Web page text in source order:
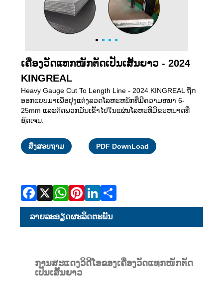
ເຄື່ອງວັດແທກໜັກຕັດເປັນເສັ້ນຍາວ - 2024
KINGREAL
Heavy Gauge Cut To Length Line - 2024 KINGREAL ຖືກ
ອອກແບບມາເພື່ອປຸງແຕ່ງລວດໂລຫະຫນັກທີ່ມີຄວາມຫນາ 6-
25mm ແລະຕັດພວກມັນເຂົ້າໄປໃນແຜ່ນໂລຫະທີ່ມີຂະຫນາດທີ່
ຊັດເຈນ.
ສົ່ງສອບຖາມ PDF DownLoad
ລາຍ​ລະ​ອຽດ​ຜະ​ລິດ​ຕະ​ພັນ
ການສະແດງວິດີໂອຂອງເຄື່ອງວັດແທກໜັກຕັດ
ເປັນເສັ້ນຍາວ